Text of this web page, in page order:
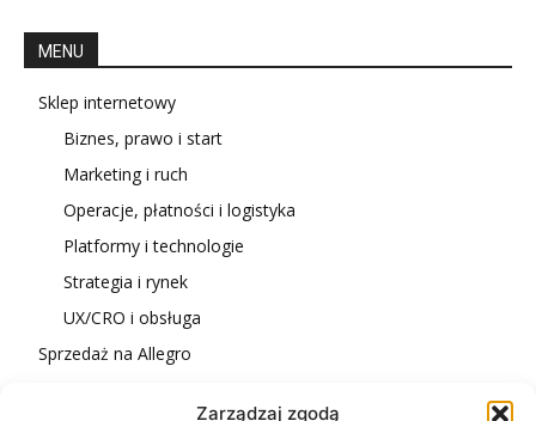
Zarządzaj zgodą
MENU
Sklep internetowy
Biznes, prawo i start
Marketing i ruch
Operacje, płatności i logistyka
Platformy i technologie
Strategia i rynek
UX/CRO i obsługa
Sprzedaż na Allegro